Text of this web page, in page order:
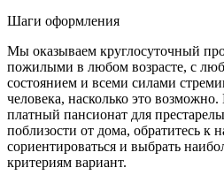
Шаги оформления
Мы оказываем круглосуточный
пожилыми в любом возрасте, с
состоянием и всеми силами
человека, насколько это
платный пансионат для
поблизости от дома, обратитесь
сориентироваться и выбрать
критериям вариант.